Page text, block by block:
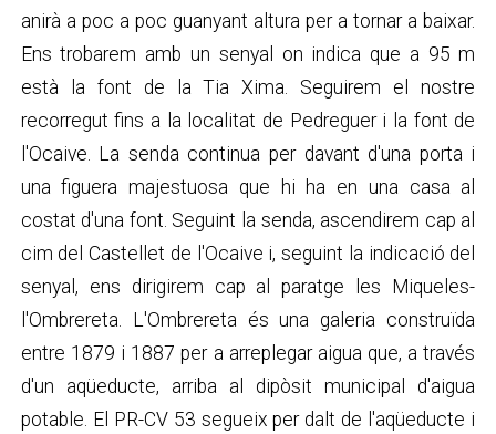
anirà a poc a poc guanyant altura per a tornar a baixar.
Ens trobarem amb un senyal on indica que a 95 m
està la font de la Tia Xima. Seguirem el nostre
recorregut fins a la localitat de Pedreguer i la font de
l'Ocaive. La senda continua per davant d'una porta i
una figuera majestuosa que hi ha en una casa al
costat d'una font. Seguint la senda, ascendirem cap al
cim del Castellet de l'Ocaive i, seguint la indicació del
senyal, ens dirigirem cap al paratge les Miqueles-
l'Ombrereta. L'Ombrereta és una galeria construïda
entre 1879 i 1887 per a arreplegar aigua que, a través
d'un aqüeducte, arriba al dipòsit municipal d'aigua
potable. El PR-CV 53 segueix per dalt de l'aqüeducte i